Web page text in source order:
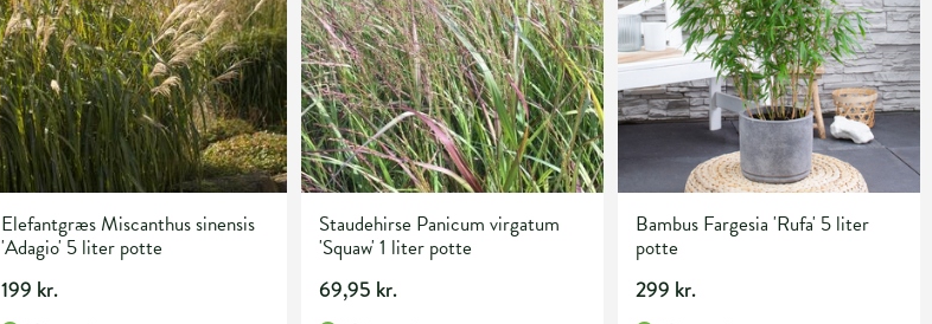
Elefantgræs Miscanthus sinensis
'Adagio' 5 liter potte
199 kr.
Staudehirse Panicum virgatum
'Squaw' 1 liter potte
69,95 kr.
Bambus Fargesia 'Rufa' 5 liter
potte
299 kr.